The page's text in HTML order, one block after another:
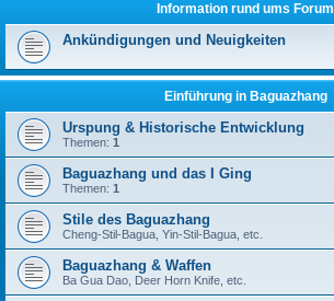
Information rund ums Forum
Ankündigungen und Neuigkeiten
Einführung in Baguazhang
Urspung & Historische Entwicklung
Themen: 1
Baguazhang und das I Ging
Themen: 1
Stile des Baguazhang
Cheng-Stil-Bagua, Yin-Stil-Bagua, etc.
Baguazhang & Waffen
Ba Gua Dao, Deer Horn Knife, etc.